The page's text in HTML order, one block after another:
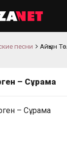
песни
Айқын
– Сұрама